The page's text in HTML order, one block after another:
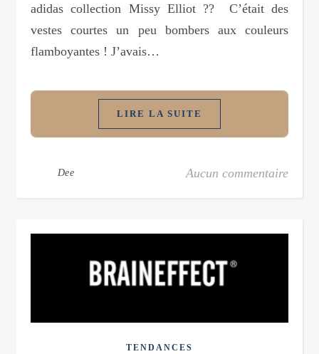
adidas collection Missy Elliot ?? C’était des
vestes courtes un peu bombers aux couleurs
flamboyantes ! J’avais…
LIRE LA SUITE
Dee Aucun commentaire
TENDANCES